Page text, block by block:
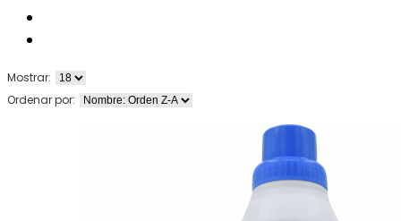
Mostrar:
Ordenar por: